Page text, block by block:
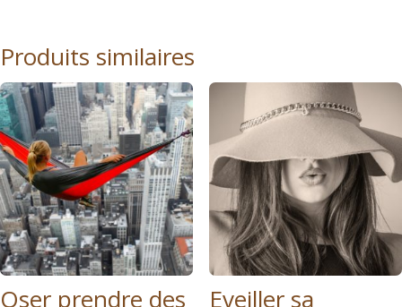
Produits similaires
Oser prendre des Eveiller sa